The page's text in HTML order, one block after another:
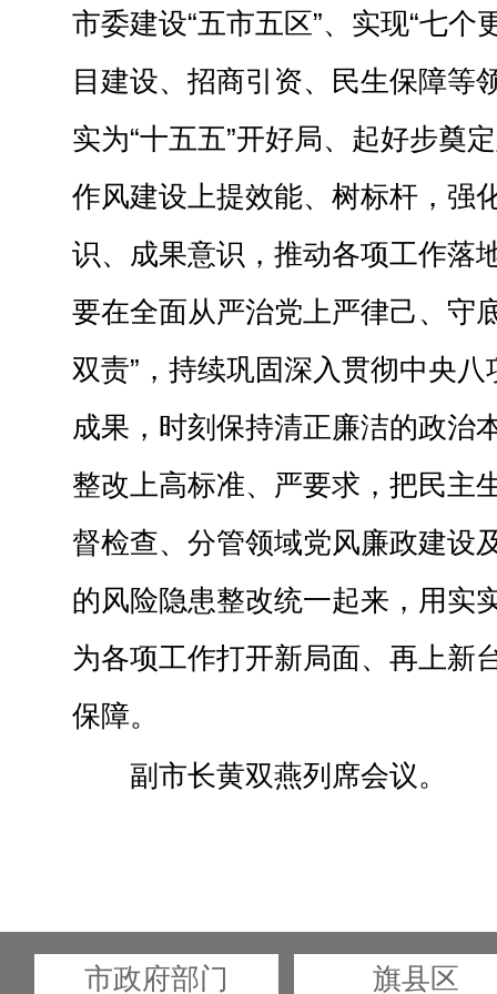
市委建设“五市五区”、实现“七个
目建设、招商引资、民生保障等
实为“十五五”开好局、起好步奠
作风建设上提效能、树标杆，强
识、成果意识，推动各项工作落
要在全面从严治党上严律己、守
双责”，持续巩固深入贯彻中央
成果，时刻保持清正廉洁的政治
整改上高标准、严要求，把民主
督检查、分管领域党风廉政建设
的风险隐患整改统一起来，用实
为各项工作打开新局面、再上新
保障。
副市长黄双燕列席会议。
市政府部门 旗县区